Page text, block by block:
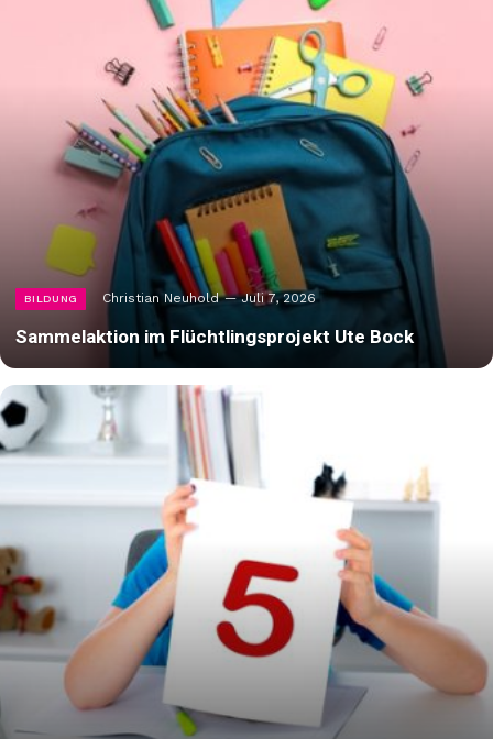
BILDUNG Christian Neuhold Juli 7, 2026
Sammelaktion im Flüchtlingsprojekt Ute Bock